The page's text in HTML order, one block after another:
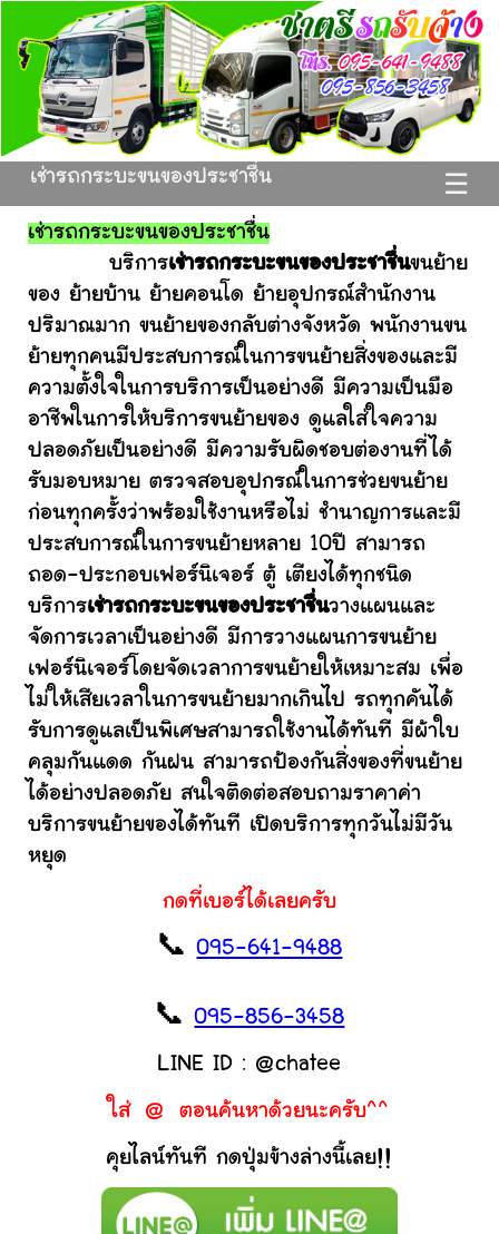
☰
เช่ารถกระบะขนของประชาชื่น
เช่ารถกระบะขนของประชาชื่น
บริการเช่ารถกระบะขนของประชาชื่นขนย้าย
ของ ย้ายบ้าน ย้ายคอนโด ย้ายอุปกรณ์สำนักงาน
ปริมาณมาก ขนย้ายของกลับต่างจังหวัด พนักงานขน
ย้ายทุกคนมีประสบการณ์ในการขนย้ายสิ่งของและมี
ความตั้งใจในการบริการเป็นอย่างดี มีความเป็นมือ
อาชีพในการให้บริการขนย้ายของ ดูแลใส่ใจความ
ปลอดภัยเป็นอย่างดี มีความรับผิดชอบต่องานที่ได้
รับมอบหมาย ตรวจสอบอุปกรณ์ในการช่วยขนย้าย
ก่อนทุกครั้งว่าพร้อมใช้งานหรือไม่ ชำนาญการและมี
ประสบการณ์ในการขนย้ายหลาย 10ปี สามารถ
ถอด-ประกอบเฟอร์นิเจอร์ ตู้ เตียงได้ทุกชนิด
บริการเช่ารถกระบะขนของประชาชื่นวางแผนและ
จัดการเวลาเป็นอย่างดี มีการวางแผนการขนย้าย
เฟอร์นิเจอร์โดยจัดเวลาการขนย้ายให้เหมาะสม เพื่อ
ไม่ให้เสียเวลาในการขนย้ายมากเกินไป รถทุกคันได้
รับการดูแลเป็นพิเศษสามารถใช้งานได้ทันที มีผ้าใบ
คลุมกันแดด กันฝน สามารถป้องกันสิ่งของที่ขนย้าย
ได้อย่างปลอดภัย สนใจติดต่อสอบถามราคาค่า
บริการขนย้ายของได้ทันที เปิดบริการทุกวันไม่มีวัน
หยุด
กดที่เบอร์ได้เลยครับ
📞095-641-9488
📞095-856-3458
LINE ID : @chatee
ใส่ @ ตอนค้นหาด้วยนะครับ^^
คุยไลน์ทันที กดปุ่มข้างล่างนี้เลย!!